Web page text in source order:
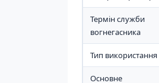
Термін служби
вогнегасника
Тип використання
Основне